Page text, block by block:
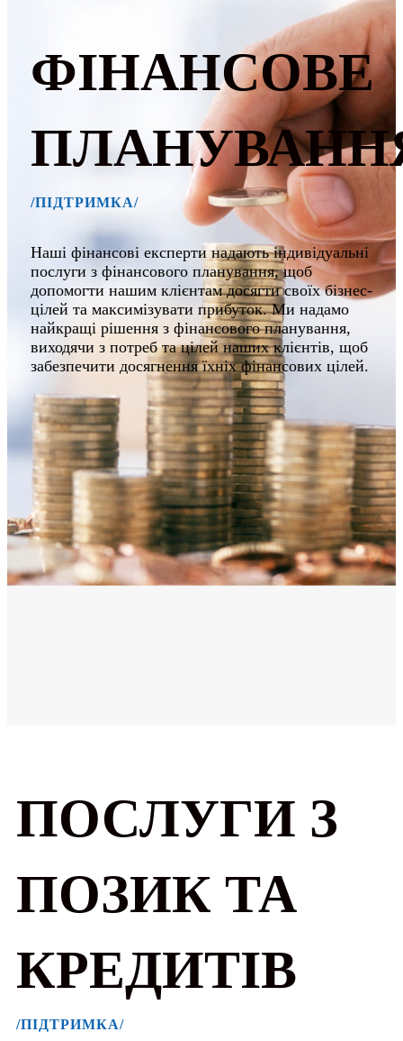
ФІНАНСОВЕ
/ПІДТРИМКА/
Наші фінансові експерти надають індивідуальні
послуги з фінансового планування, щоб
допомогти нашим клієнтам досягти своїх бізнес-
цілей та максимізувати прибуток. Ми надамо
найкращі рішення з фінансового планування,
виходячи з потреб та цілей наших клієнтів, щоб
забезпечити досягнення їхніх фінансових цілей.
ПОСЛУГИ З
ПОЗИК ТА
КРЕДИТІВ
/ПІДТРИМКА/